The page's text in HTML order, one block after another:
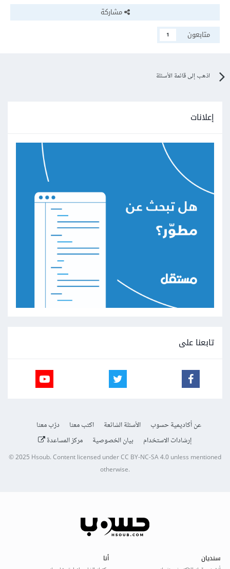
مشاركة
متابعون
1
اذهب إلى قائمة الأسئلة
إعلانات
تابعنا على
عن أكاديمية حسوب الأسئلة الشائعة اكتب معنا
درّب معنا
إرشادات الاستخدام
بيان الخصوصية مركز المساعدة
© 2025Hsoub.Content licensed underCC BY-NC-SA 4.0unless mentioned
otherwise.